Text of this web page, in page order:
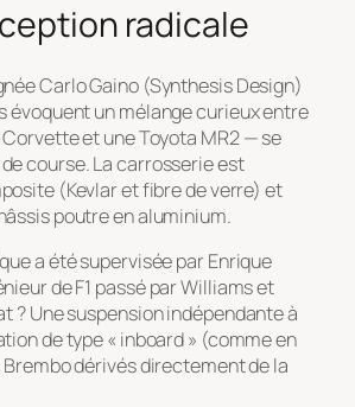
radicale
Carlo Gaino (Synthesis Design)
évoquent un mélange curieux entre
et une Toyota MR2 — se
course. La carrosserie est
(Kevlar et fibre de verre) et
poutre en aluminium.
a été supervisée par Enrique
de F1 passé par Williams et
? Une suspension indépendante à
de type « inboard » (comme en
Brembo dérivés directement de la